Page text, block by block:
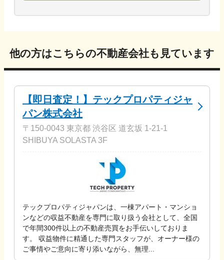
他の方はこちらの不動産会社も見ています
【即日査定！】テックプロパティジャ
パン株式会社
〒150-0043 東京都 渋谷区 道玄坂 1-21-1
SHIBUYA SOLASTA 3F
テックプロパティジャパンは、一棟アパート・マンショ
ンなどの収益不動産を専門に取り扱う会社として、全国
で年間300件以上の不動産売買をお手伝いしておりま
す。 収益物件に精通した専門スタッフが、オーナー様の
ご事情やご意向に寄り添いながら、無理...